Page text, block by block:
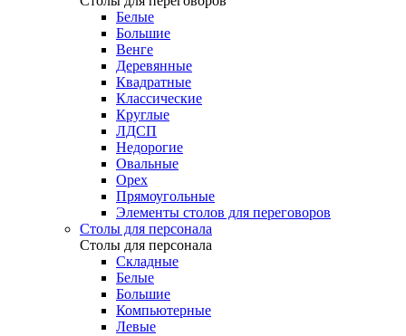
Белые
Большие
Венге
Деревянные
Квадратные
Классические
Круглые
ЛДСП
Недорогие
Овальные
Орех
Прямоугольные
Элементы столов для переговоров
Столы для персонала
Столы для персонала
Cкладные
Белые
Большие
Компьютерные
Левые